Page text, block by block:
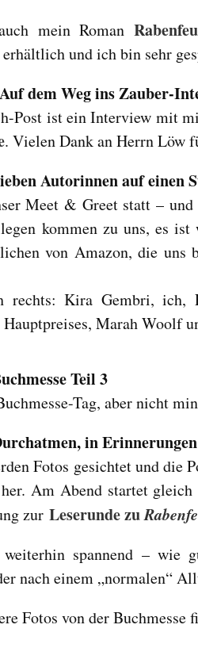
mein Roman
und ich bin sehr
dem Weg ins Zauber-
Post ist ein Interview mit
. Vielen Dank an Herrn Löw
Autorinnen auf einen
Meet & Greet statt –
kommen zu uns, es
von Amazon, die
rechts: Kira Gembri, ich,
Hauptpreises, Marah Woolf
Teil 3
Tag, aber nicht
in Erinnerungen
Fotos gesichtet und die
Am Abend startet
zurLeserunde zu
spannend – wie
nach einem „normalen“
Fotos von der Buchmesse